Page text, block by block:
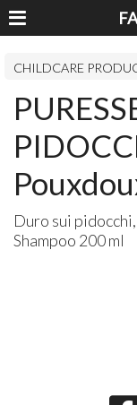
CHILDCARE
Duro sui
Shampoo 200 ml